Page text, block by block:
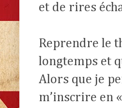
et de rires
Reprendre le
longtemps et
Alors que je
m’inscrire en